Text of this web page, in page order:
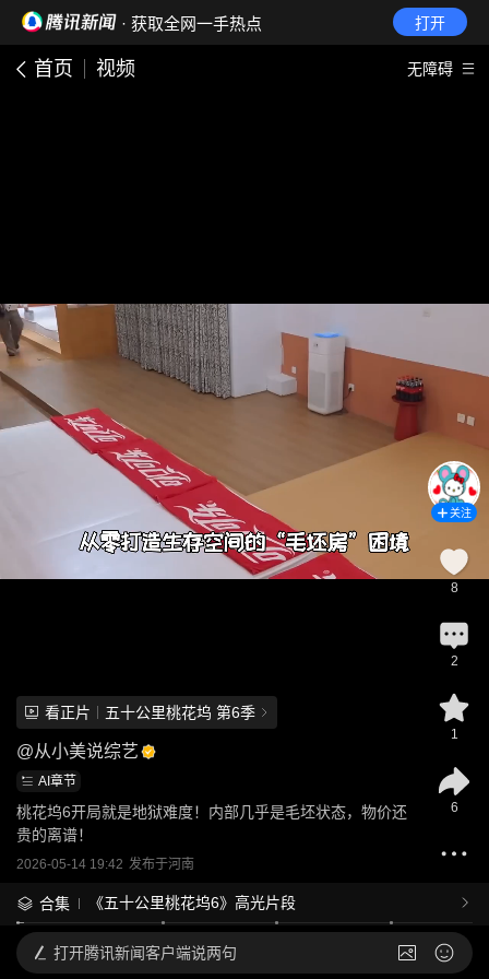
· 获取全网一手热点 打开
首页 视频 无障碍
看正片 五十公里桃花坞 第6季
@从小美说综艺
AI章节
桃花坞6开局就是地狱难度！内部几乎是毛坯状态，物价还
贵的离谱！
2026-05-14 19:42 发布于河南
合集 《五十公里桃花坞6》高光片段
关注
8
2
1
6
打开腾讯新闻客户端说两句